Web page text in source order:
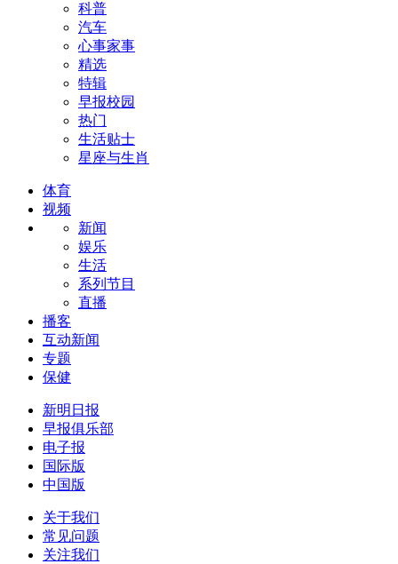
科普
汽车
心事家事
精选
特辑
早报校园
热门
生活贴士
星座与生肖
体育
视频
新闻
娱乐
生活
系列节目
直播
播客
互动新闻
专题
保健
新明日报
早报俱乐部
电子报
国际版
中国版
关于我们
常见问题
关注我们